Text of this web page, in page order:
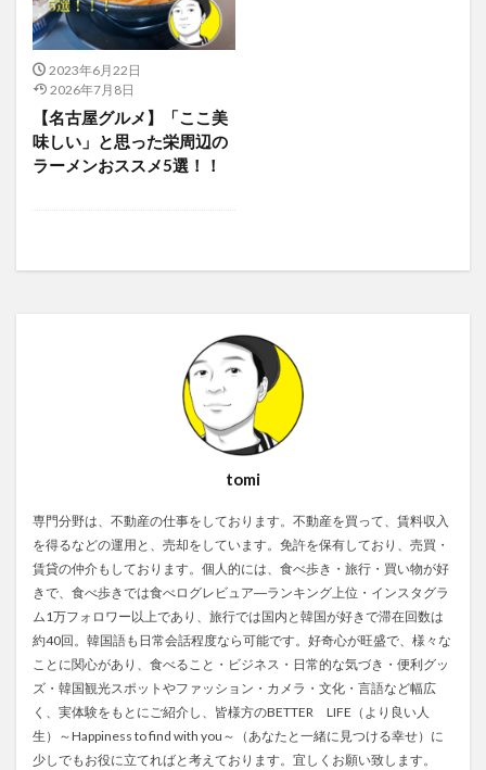
2023年6月22日
2026年7月8日
【名古屋グルメ】「ここ美
味しい」と思った栄周辺の
ラーメンおススメ5選！！
tomi
専門分野は、不動産の仕事をしております。不動産を買って、賃料収入
を得るなどの運用と、売却をしています。免許を保有しており、売買・
賃貸の仲介もしております。個人的には、食べ歩き・旅行・買い物が好
きで、食べ歩きでは食べログレビュア―ランキング上位・インスタグラ
ム1万フォロワー以上であり、旅行では国内と韓国が好きで滞在回数は
約40回。韓国語も日常会話程度なら可能です。好奇心が旺盛で、様々な
ことに関心があり、食べること・ビジネス・日常的な気づき・便利グッ
ズ・韓国観光スポットやファッション・カメラ・文化・言語など幅広
く、実体験をもとにご紹介し、皆様方のBETTER LIFE（より良い人
生）～Happiness to find with you～（あなたと一緒に見つける幸せ）に
少しでもお役に立てればと考えております。宜しくお願い致します。